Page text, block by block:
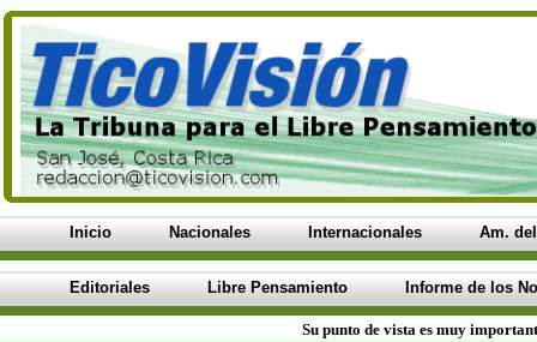
Inicio Nacionales Internacionales Am.
Editoriales Libre Pensamiento Informe de los
Su punto de vista es muy